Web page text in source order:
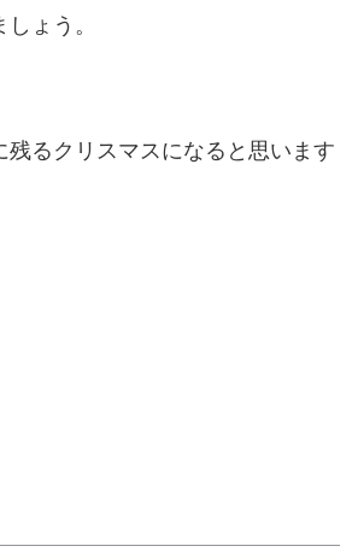
ょう。
残るクリスマスになると思います